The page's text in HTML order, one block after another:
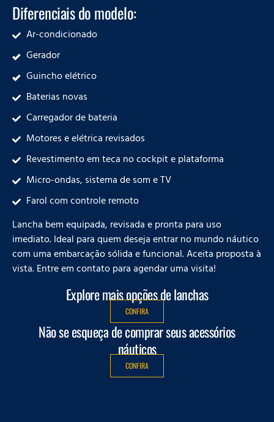
Diferenciais do modelo:
Ar-condicionado
Gerador
Guincho elétrico
Baterias novas
Carregador de bateria
Motores e elétrica revisados
Revestimento em teca no cockpit e plataforma
Micro-ondas, sistema de som e TV
Farol com controle remoto
Lancha bem equipada, revisada e pronta para uso
imediato. Ideal para quem deseja entrar no mundo náutico
com uma embarcação sólida e funcional. Aceita proposta à
vista. Entre em contato para agendar uma visita!
Explore mais opções de lanchas
CONFIRA
Não se esqueça de comprar seus acessórios
náuticos
CONFIRA